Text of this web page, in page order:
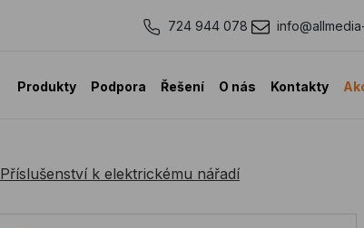
724 944 078
Produkty Podpora Řešení O nás Kontakty
Příslušenství k elektrickému nářadí